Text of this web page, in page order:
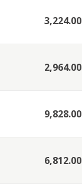
3,224.00
2,964.00
9,828.00
6,812.00